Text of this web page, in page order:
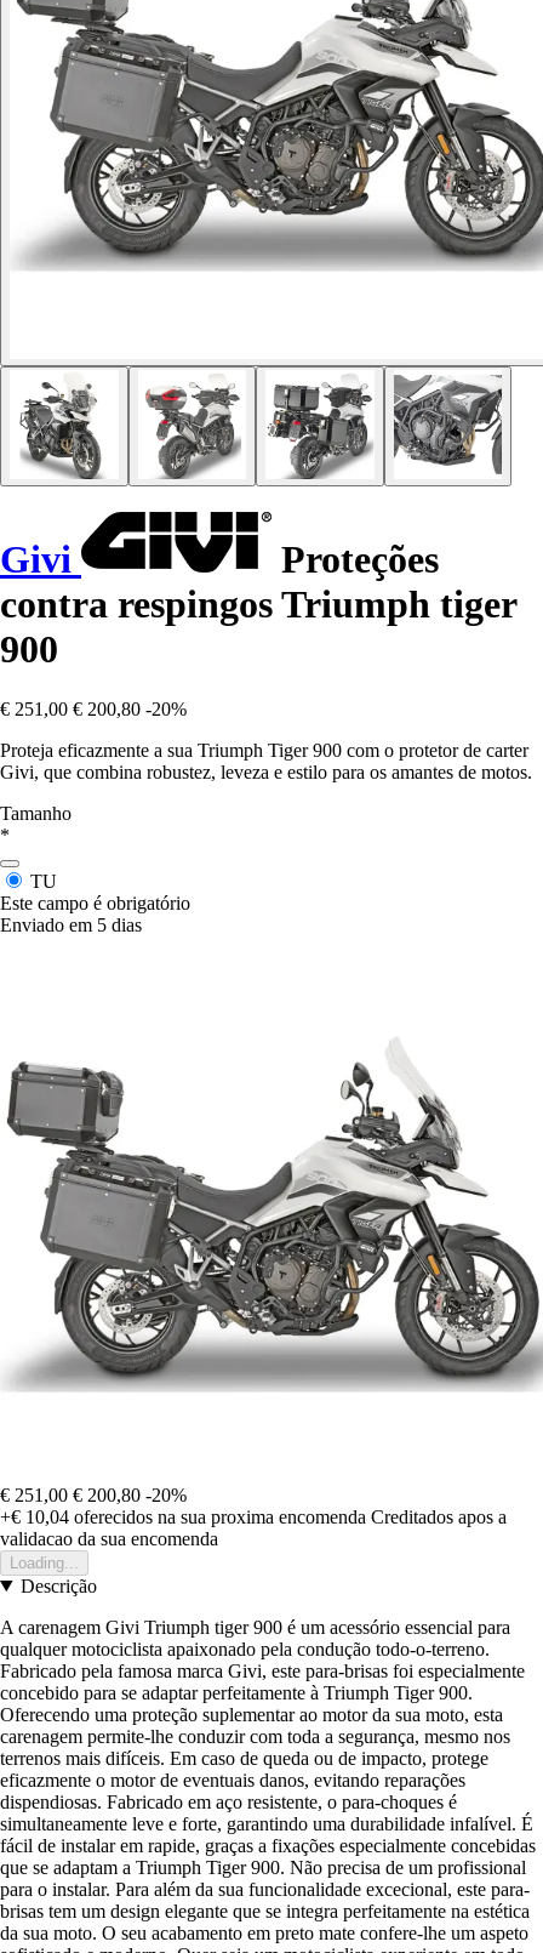
Givi
Proteções
contra respingos Triumph tiger
900
€ 251,00 € 200,80 -20%
Proteja eficazmente a sua Triumph Tiger 900 com o protetor de carter
Givi, que combina robustez, leveza e estilo para os amantes de motos.
Tamanho
*
TU
Este campo é obrigatório
Enviado em 5 dias
€ 251,00 € 200,80 -20%
+€ 10,04 oferecidos na sua proxima encomenda Creditados apos a
validacao da sua encomenda
Loading...
Descrição
A carenagem Givi Triumph tiger 900 é um acessório essencial para
qualquer motociclista apaixonado pela condução todo-o-terreno.
Fabricado pela famosa marca Givi, este para-brisas foi especialmente
concebido para se adaptar perfeitamente à Triumph Tiger 900.
Oferecendo uma proteção suplementar ao motor da sua moto, esta
carenagem permite-lhe conduzir com toda a segurança, mesmo nos
terrenos mais difíceis. Em caso de queda ou de impacto, protege
eficazmente o motor de eventuais danos, evitando reparações
dispendiosas. Fabricado em aço resistente, o para-choques é
simultaneamente leve e forte, garantindo uma durabilidade infalível. É
fácil de instalar em rapide, graças a fixações especialmente concebidas
que se adaptam a Triumph Tiger 900. Não precisa de um profissional
para o instalar. Para além da sua funcionalidade excecional, este para-
brisas tem um design elegante que se integra perfeitamente na estética
da sua moto. O seu acabamento em preto mate confere-lhe um aspeto